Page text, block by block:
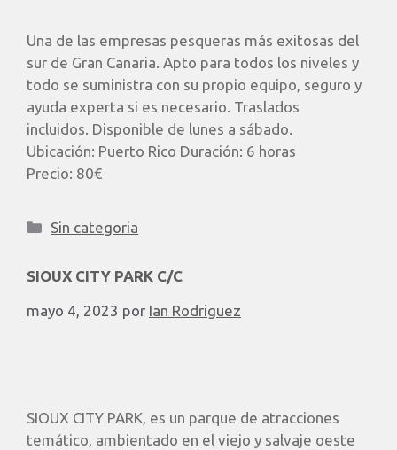
Una de las empresas pesqueras más exitosas del
sur de Gran Canaria. Apto para todos los niveles y
todo se suministra con su propio equipo, seguro y
ayuda experta si es necesario. Traslados
incluidos. Disponible de lunes a sábado. ​
Ubicación: Puerto Rico Duración: 6 horas
Precio: 80€
Sin categoria
SIOUX CITY PARK C/C
mayo 4, 2023 por Ian Rodriguez
SIOUX CITY PARK, es un parque de atracciones
temático, ambientado en el viejo y salvaje oeste